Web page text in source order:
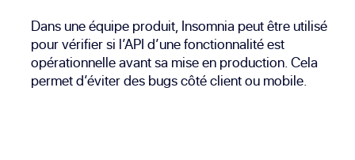
Dans une équipe produit, Insomnia peut être utilisé
pour vérifier si l’API d’une fonctionnalité est
opérationnelle avant sa mise en production. Cela
permet d’éviter des bugs côté client ou mobile.